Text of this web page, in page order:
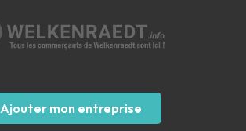
Ajouter mon entreprise